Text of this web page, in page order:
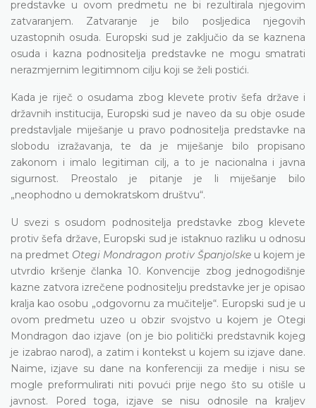
predstavke u ovom predmetu ne bi rezultirala njegovim
zatvaranjem. Zatvaranje je bilo posljedica njegovih
uzastopnih osuda. Europski sud je zaključio da se kaznena
osuda i kazna podnositelja predstavke ne mogu smatrati
nerazmjernim legitimnom cilju koji se želi postići.
Kada je riječ o osudama zbog klevete protiv šefa države i
državnih institucija, Europski sud je naveo da su obje osude
predstavljale miješanje u pravo podnositelja predstavke na
slobodu izražavanja, te da je miješanje bilo propisano
zakonom i imalo legitiman cilj, a to je nacionalna i javna
sigurnost. Preostalo je pitanje je li miješanje bilo
„neophodno u demokratskom društvu“.
U svezi s osudom podnositelja predstavke zbog klevete
protiv šefa države, Europski sud je istaknuo razliku u odnosu
na predmet Otegi Mondragon protiv Španjolskeu kojem je
utvrdio kršenje članka 10. Konvencije zbog jednogodišnje
kazne zatvora izrečene podnositelju predstavke jer je opisao
kralja kao osobu „odgovornu za mučitelje“. Europski sud je u
ovom predmetu uzeo u obzir svojstvo u kojem je Otegi
Mondragon dao izjave (on je bio politički predstavnik kojeg
je izabrao narod), a zatim i kontekst u kojem su izjave dane.
Naime, izjave su dane na konferenciji za medije i nisu se
mogle preformulirati niti povući prije nego što su otišle u
javnost. Pored toga, izjave se nisu odnosile na kraljev